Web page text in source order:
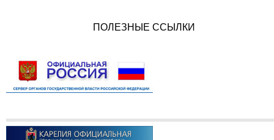
ПОЛЕЗНЫЕ ССЫЛКИ